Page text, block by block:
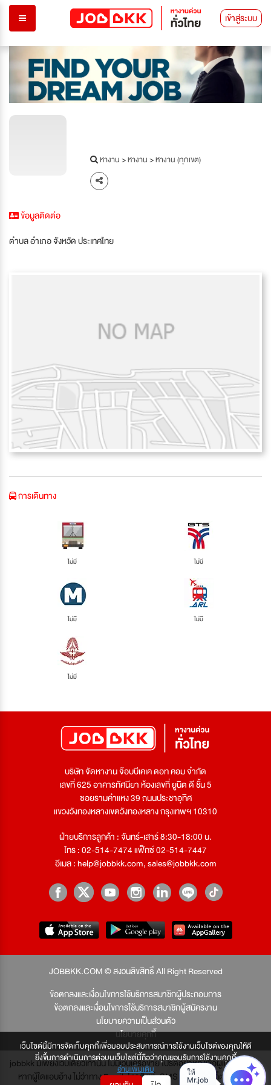
เข้าสู่ระบบ
เว็บไซต์นี้มีการจัดเก็บคุกกี้เพื่อมอบประสบการณ์การใช้งานเว็บไซต์ของคุณให้ดี
ยิ่งขึ้นการดำเนินการต่อบนเว็บไซต์นี้ถือว่าคุณยอมรับการใช้งานคุกกี้
อ่านเพิ่มเติม
หางาน>หางาน>หางาน (ทุกเขต)
ข้อมูลติดต่อ
ตำบล อำเภอ จังหวัด ประเทศไทย
การเดินทาง
ไม่มี ไม่มี
ไม่มี ไม่มี
ไม่มี
บริษัท จัดหางาน จ๊อบบีเคเค ดอท คอม จำกัด
เลขที่ 625 อาคารทัศนียา ห้องเลขที่ ยูนิต ดี ชั้น 5
ซอยรามคำแหง 39 ถนนประชาอุทิศ
แขวงวังทองหลางเขตวังทองหลาง กรุงเทพฯ 10310
ฝ่ายบริการลูกค้า : จันทร์-เสาร์ 8:30-18:00 น.
โทร : 02-514-7474 แฟ็กซ์ 02-514-7447
อีเมล :help@jobbkk.com,sales@jobbkk.com
JOBBKK.COM © สงวนลิขสิทธิ์ All Right Reserved
ข้อตกลงและเงื่อนไขการใช้บริการสมาชิกผู้ประกอบการ
ข้อตกลงและเงื่อนไขการใช้บริการสมาชิกผู้สมัครงาน
นโยบายความเป็นส่วนตัว
นโยบายคุกกี้
jobbkk มีเพียงเว็บเดียวเท่านั้น ไม่มีเว็บเครือข่าย โปรดอย่าหลงเชื่อผู้แอบอ้าง และ
หากผู้ใดแอบอ้าง ไม่ว่าทาง Email, โทรศัพท์, SMS หรือทางใดก็ตาม จะถูก